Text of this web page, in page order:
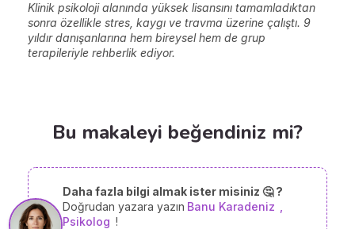
Klinik psikoloji alanında yüksek lisansını tamamladıktan
sonra özellikle stres, kaygı ve travma üzerine çalıştı. 9
yıldır danışanlarına hem bireysel hem de grup
terapileriyle rehberlik ediyor.
Bu makaleyi beğendiniz mi?
Daha fazla bilgi almak ister misiniz 🤔 ?
Doğrudan yazara yazın Banu Karadeniz
Psikolog !